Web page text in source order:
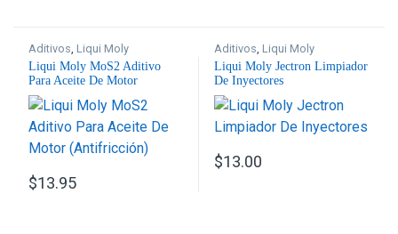
Aditivos ,Liqui Moly
Liqui Moly MoS2 Aditivo
Para Aceite De Motor
(Antifricción)
$13.95
Aditivos ,Liqui Moly
Liqui Moly Jectron Limpiador
De Inyectores
$13.00